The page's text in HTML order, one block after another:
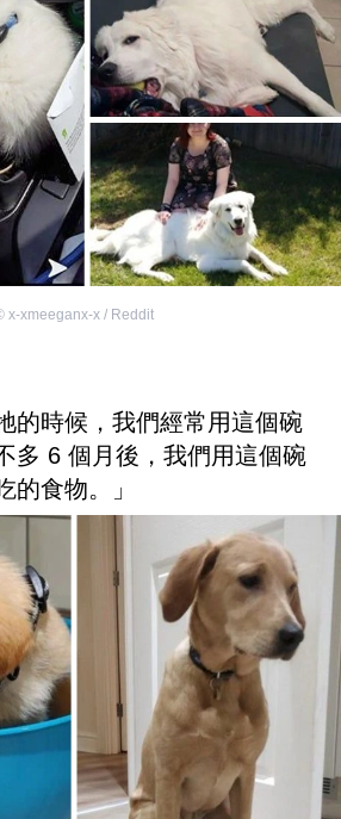
x-xmeeganx-x / Reddit
的時候，我們經常用這個碗
多 6 個月後，我們用這個碗
的食物。」